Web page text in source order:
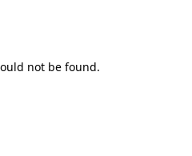
not be found.